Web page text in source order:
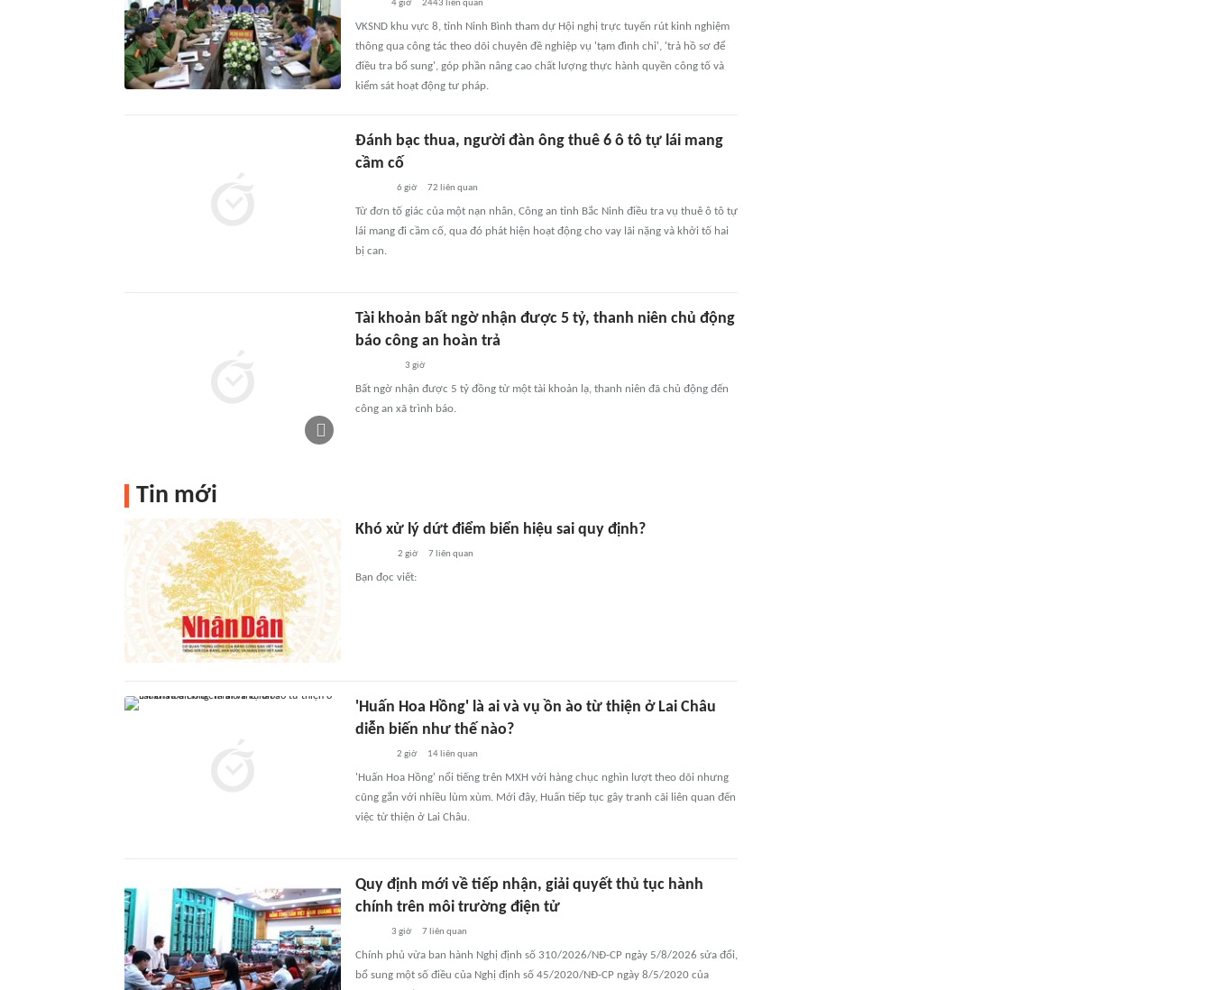
4 giờ 2443 liên quan
VKSND khu vực 8, tỉnh Ninh Bình tham dự Hội nghị trực tuyến rút kinh nghiệm
thông qua công tác theo dõi chuyên đề nghiệp vụ 'tạm đình chỉ', 'trả hồ sơ để
điều tra bổ sung', góp phần nâng cao chất lượng thực hành quyền công tố và
kiểm sát hoạt động tư pháp.
Đánh bạc thua, người đàn ông thuê 6 ô tô tự lái mang
cầm cố
6 giờ 72 liên quan
Từ đơn tố giác của một nạn nhân, Công an tỉnh Bắc Ninh điều tra vụ thuê ô tô tự
lái mang đi cầm cố, qua đó phát hiện hoạt động cho vay lãi nặng và khởi tố hai
bị can.
Tài khoản bất ngờ nhận được 5 tỷ, thanh niên chủ động
báo công an hoàn trả
3 giờ
Bất ngờ nhận được 5 tỷ đồng từ một tài khoản lạ, thanh niên đã chủ động đến
công an xã trình báo.
Tin mới
Khó xử lý dứt điểm biển hiệu sai quy định?
2 giờ 7 liên quan
Bạn đọc viết:
'Huấn Hoa Hồng' là ai và vụ ồn ào từ thiện ở Lai Châu
diễn biến như thế nào?
2 giờ 14liên quan
'Huấn Hoa Hồng' nổi tiếng trên MXH với hàng chục nghìn lượt theo dõi nhưng
cũng gắn với nhiều lùm xùm. Mới đây, Huấn tiếp tục gây tranh cãi liên quan đến
việc từ thiện ở Lai Châu.
Quy định mới về tiếp nhận, giải quyết thủ tục hành
chính trên môi trường điện tử
3 giờ 7liên quan
Chính phủ vừa ban hành Nghị định số 310/2026/NĐ-CP ngày 5/8/2026 sửa đổi,
bổ sung một số điều của Nghị định số 45/2020/NĐ-CP ngày 8/5/2020 của